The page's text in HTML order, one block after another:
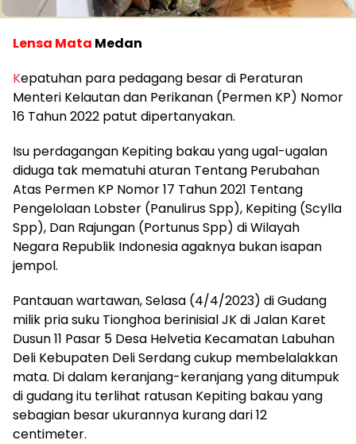
Lensa Mata Medan
Kepatuhan para pedagang besar di Peraturan
Menteri Kelautan dan Perikanan (Permen KP) Nomor
16 Tahun 2022 patut dipertanyakan.
Isu perdagangan Kepiting bakau yang ugal-ugalan
diduga tak mematuhi aturan Tentang Perubahan
Atas Permen KP Nomor 17 Tahun 2021 Tentang
Pengelolaan Lobster (Panulirus Spp), Kepiting (Scylla
Spp), Dan Rajungan (Portunus Spp) di Wilayah
Negara Republik Indonesia agaknya bukan isapan
jempol.
Pantauan wartawan, Selasa (4/4/2023) di Gudang
milik pria suku Tionghoa berinisial JK di Jalan Karet
Dusun 11 Pasar 5 Desa Helvetia Kecamatan Labuhan
Deli Kebupaten Deli Serdang cukup membelalakkan
mata. Di dalam keranjang-keranjang yang ditumpuk
di gudang itu terlihat ratusan Kepiting bakau yang
sebagian besar ukurannya kurang dari 12
centimeter.